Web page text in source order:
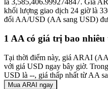
là 3,585,406.999274847. Giá
khối lượng giao dịch 24 giờ là
đổi AA/USD (AA sang USD)
1 AA có giá trị bao nhiêu
Tại thời điểm này, giá ARAI
với giá USD ngay bây giờ.
USD là --, giá thấp nhất từ AA
Mua ARAI ngay